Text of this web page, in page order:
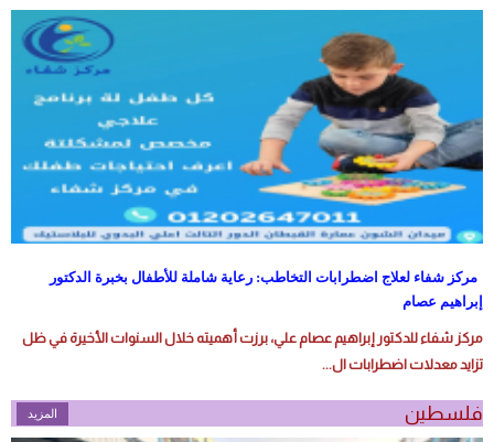
مركز شفاء لعلاج اضطرابات التخاطب: رعاية شاملة للأطفال بخبرة الدكتور
إبراهيم عصام
مركز شفاء للدكتور إبراهيم عصام علي، برزت أهميته خلال السنوات الأخيرة في ظل
تزايد معدلات اضطرابات ال...
فلسطين المزيد